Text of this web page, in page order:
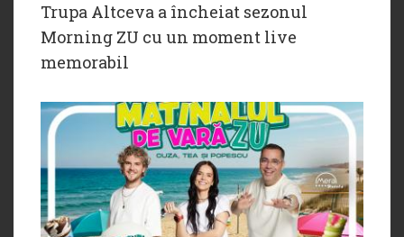
Trupa Altceva a încheiat sezonul
Morning ZU cu un moment live
memorabil